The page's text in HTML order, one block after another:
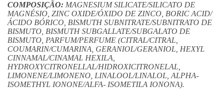
COMPOSIÇÃO: MAGNESIUM SILICATE/SILICATO DE
MAGNÉSIO, ZINC OXIDE/ÓXIDO DE ZINCO, BORIC ACID/
ÁCIDO BÓRICO, BISMUTH SUBNITRATE/SUBNITRATO DE
BISMUTO, BISMUTH SUBGALLATE/SUBGALATO DE
BISMUTO, PARFUM/PERFUME (CITRAL/CITRAL,
COUMARIN/CUMARINA, GERANIOL/GERANIOL, HEXYL
CINNAMAL/CINAMAL HEXILA,
HYDROXYCITRONELLAL/HIDROXICITRONELAL,
LIMONENE/LIMONENO, LINALOOL/LINALOL, ALPHA-
ISOMETHYL IONONE/ALFA- ISOMETILA IONONA).